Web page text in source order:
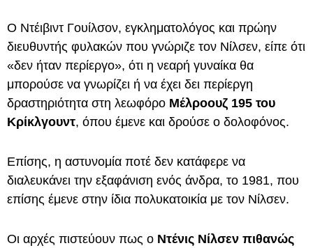
Ο Ντέιβιντ Γουίλσον, εγκληματολόγος και πρώην
διευθυντής φυλακών που γνώριζε τον Νίλσεν, είπε ότι
«δεν ήταν περίεργο», ότι η νεαρή γυναίκα θα
μπορούσε να γνωρίζει ή να έχει δει περίεργη
δραστηριότητα στη λεωφόρο Μέλροουζ 195 του
Κρίκλγουντ, όπου έμενε και δρούσε ο δολοφόνος.
Επίσης, η αστυνομία ποτέ δεν κατάφερε να
διαλευκάνει την εξαφάνιση ενός άνδρα, το 1981, που
επίσης έμενε στην ίδια πολυκατοικία με τον Νίλσεν.
Οι αρχές πιστεύουν πως ο Ντένις Νίλσεν πιθανώς